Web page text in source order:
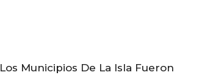
Municipios De La Isla Fueron